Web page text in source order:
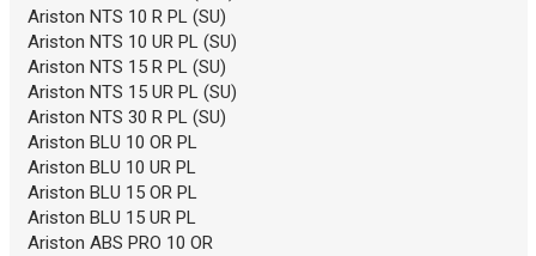
Ariston NTS 10 R PL (SU)
Ariston NTS 10 UR PL (SU)
Ariston NTS 15 R PL (SU)
Ariston NTS 15 UR PL (SU)
Ariston NTS 30 R PL (SU)
Ariston BLU 10 OR PL
Ariston BLU 10 UR PL
Ariston BLU 15 OR PL
Ariston BLU 15 UR PL
Ariston ABS PRO 10 OR